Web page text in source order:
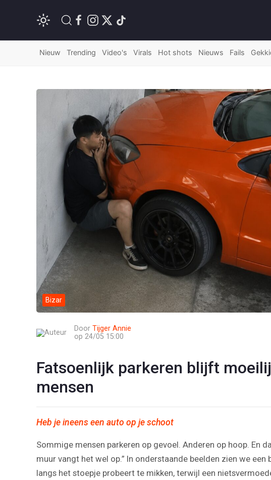
Nieuw Trending Video's Virals Hot shots Nieuws Fails
Bizar
Door Tijger Annie
op 24/05 15:00
Fatsoenlijk parkeren blijft
mensen
Heb je ineens een auto op je schoot
Sommige mensen parkeren op gevoel. Anderen op hoop. En
muur vangt het wel op.” In onderstaande beelden zien we
langs het stoepje probeert te mikken, terwijl een